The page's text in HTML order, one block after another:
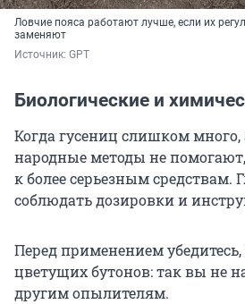
Ловчие пояса работают лучше, если их
заменяют
Источник: GPT
Биологические и
Когда гусениц слишком
народные методы не
к более серьезным средствам.
соблюдать дозировки и
Перед применением убедитесь,
цветущих бутонов: так вы не
другим опылителям.